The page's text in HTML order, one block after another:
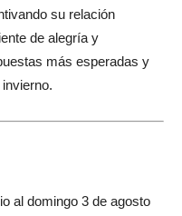
su relación
de alegría y
más esperadas y
al domingo 3 de agosto